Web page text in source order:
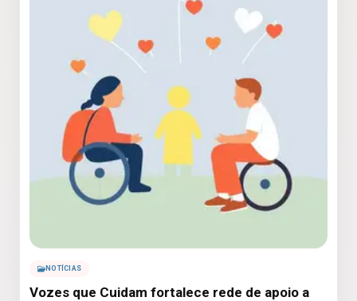
NOTÍCIAS
Vozes que Cuidam fortalece rede de apoio a